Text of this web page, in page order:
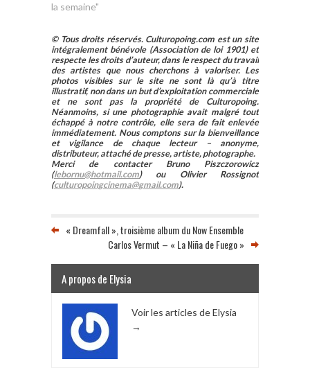
la semaine"
© Tous droits réservés. Culturopoing.com est un site
intégralement bénévole (Association de loi 1901) et
respecte les droits d’auteur, dans le respect du travail
des artistes que nous cherchons à valoriser. Les
photos visibles sur le site ne sont là qu’à titre
illustratif, non dans un but d’exploitation commerciale
et ne sont pas la propriété de Culturopoing.
Néanmoins, si une photographie avait malgré tout
échappé à notre contrôle, elle sera de fait enlevée
immédiatement. Nous comptons sur la bienveillance
et vigilance de chaque lecteur – anonyme,
distributeur, attaché de presse, artiste, photographe.
Merci de contacter Bruno Piszczorowicz
(lebornu@hotmail.com) ou Olivier Rossignot
(culturopoingcinema@gmail.com).
« Dreamfall », troisième album du Now Ensemble
Carlos Vermut – « La Niña de Fuego »
A propos de Elysia
Voir les articles de Elysia
→